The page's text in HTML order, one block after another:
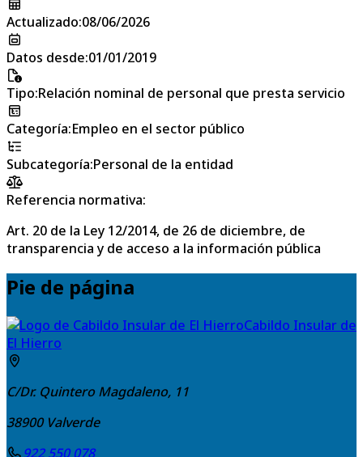
Actualizado:08/06/2026
Datos desde:01/01/2019
Tipo:Relación nominal de personal que presta servicio
Categoría:Empleo en el sector público
Subcategoría:Personal de la entidad
Referencia normativa:
Art. 20 de la Ley 12/2014, de 26 de diciembre, de
transparencia y de acceso a la información pública
Pie de página
Cabildo Insular de
El Hierro
C/Dr. Quintero Magdaleno, 11
38900 Valverde
922 550 078